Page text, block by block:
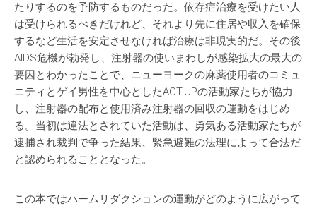
たりするのを予防するものだった。依存症治療を受けたい人
は受けられるべきだけれど、それより先に住居や収入を確保
するなど生活を安定させなければ治療は非現実的だ。その後
AIDS危機が勃発し、注射器の使いまわしが感染拡大の最大の
要因とわかったことで、ニューヨークの麻薬使用者のコミュ
ニティとゲイ男性を中心としたACT-UPの活動家たちが協力
し、注射器の配布と使用済み注射器の回収の運動をはじめ
る。当初は違法とされていた活動は、勇気ある活動家たちが
逮捕され裁判で争った結果、緊急避難の法理によって合法だ
と認められることとなった。
この本ではハームリダクションの運動がどのように広がって